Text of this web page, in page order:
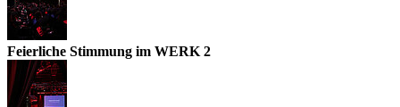
Feierliche Stimmung im WERK 2